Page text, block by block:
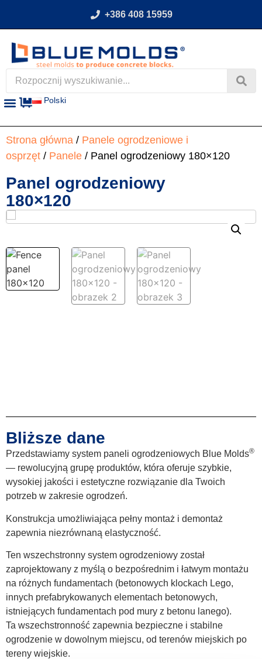
+386 408 15959
Polski
Strona główna / Panele ogrodzeniowe i
osprzęt / Panele / Panel ogrodzeniowy 180×120
Panel ogrodzeniowy
180×120
Bliższe dane
Przedstawiamy system paneli ogrodzeniowych Blue Molds®
— rewolucyjną grupę produktów, która oferuje szybkie,
wysokiej jakości i estetyczne rozwiązanie dla Twoich
potrzeb w zakresie ogrodzeń.
Konstrukcja umożliwiająca pełny montaż i demontaż
zapewnia niezrównaną elastyczność.
Ten wszechstronny system ogrodzeniowy został
zaprojektowany z myślą o bezpośrednim i łatwym montażu
na różnych fundamentach (betonowych klockach Lego,
innych prefabrykowanych elementach betonowych,
istniejących fundamentach pod mury z betonu lanego).
Ta wszechstronność zapewnia bezpieczne i stabilne
ogrodzenie w dowolnym miejscu, od terenów miejskich po
tereny wiejskie.